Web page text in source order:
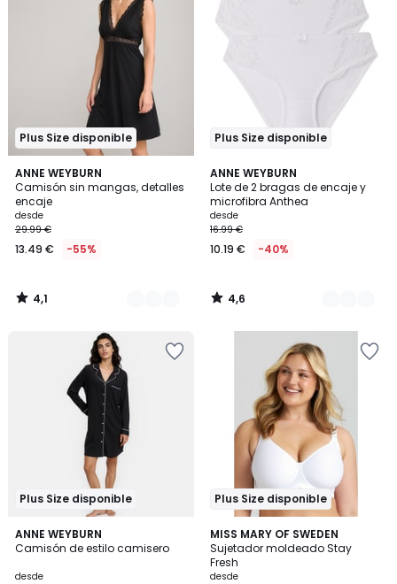
Plus Size disponible
ANNE WEYBURN
Camisón sin mangas, detalles
encaje
desde
29.99 €
13.49 € -55%
4,1
/ 5
2
Colores
4,1
/
Plus Size disponible
ANNE WEYBURN
Lote de 2 bragas de encaje y
microfibra Anthea
desde
16.99 €
10.19 € -40%
4,6
/ 5
6
Colores
4,6
/
Plus Size disponible
ANNE WEYBURN
Camisón de estilo camisero
desde
4,4
/ 5
2
Colores
Plus Size disponible
MISS MARY OF SWEDEN
Sujetador moldeado Stay
Fresh
desde
4,4
/ 5
4
Colores